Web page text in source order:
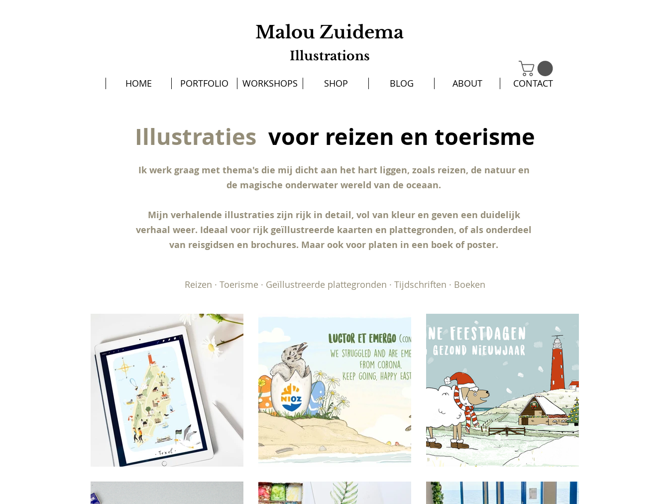
HOME PORTFOLIO WORKSHOPS SHOP BLOG ABOUT CONTACT
Malou Zuidema
Illustrations
Illustraties voor reizen en toerisme
Ik werk graag met thema's die mij dicht aan het hart liggen, zoals reizen, de natuur en
de magische onderwater wereld van de oceaan.
Mijn verhalende illustraties zijn rijk in detail, vol van kleur en geven een duidelijk
verhaal weer. Ideaal voor rijk geïllustreerde kaarten en plattegronden, of als onderdeel
van reisgidsen en brochures. Maar ook voor platen in een boek of poster.
Reizen · Toerisme · Geïllustreerde plattegronden · Tijdschriften · Boeken